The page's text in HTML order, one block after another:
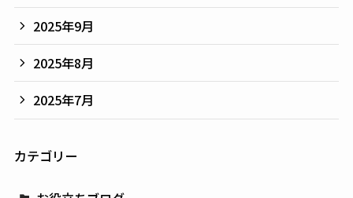
2025年9月
2025年8月
2025年7月
カテゴリー